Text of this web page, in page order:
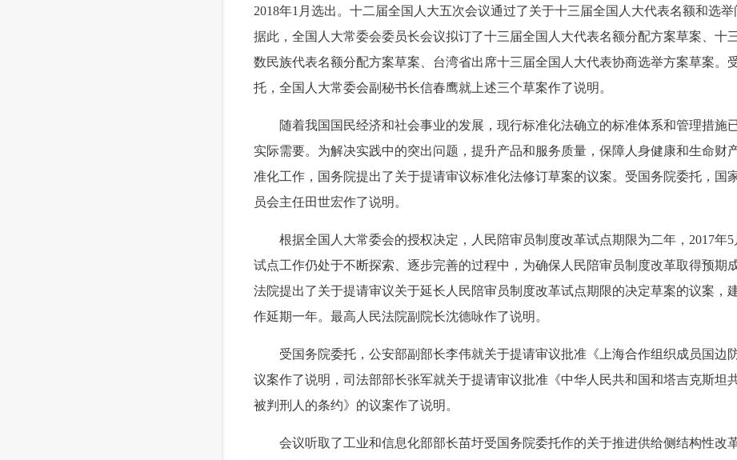
2018年1月选出。十二届全国人大五次会议通过了关于十三届全国人大代表名额和选举
据此，全国人大常委会委员长会议拟订了十三届全国人大代表名额分配方案草案、十
数民族代表名额分配方案草案、台湾省出席十三届全国人大代表协商选举方案草案。
托，全国人大常委会副秘书长信春鹰就上述三个草案作了说明。
随着我国国民经济和社会事业的发展，现行标准化法确立的标准体系和管理措施
实际需要。为解决实践中的突出问题，提升产品和服务质量，保障人身健康和生命财
准化工作，国务院提出了关于提请审议标准化法修订草案的议案。受国务院委托，国
员会主任田世宏作了说明。
根据全国人大常委会的授权决定，人民陪审员制度改革试点期限为二年，2017年5
试点工作仍处于不断探索、逐步完善的过程中，为确保人民陪审员制度改革取得预期
法院提出了关于提请审议关于延长人民陪审员制度改革试点期限的决定草案的议案，
作延期一年。最高人民法院副院长沈德咏作了说明。
受国务院委托，公安部副部长李伟就关于提请审议批准《上海合作组织成员国边
议案作了说明，司法部部长张军就关于提请审议批准《中华人民共和国和塔吉克斯坦
被判刑人的条约》的议案作了说明。
会议听取了工业和信息化部部长苗圩受国务院委托作的关于推进供给侧结构性改